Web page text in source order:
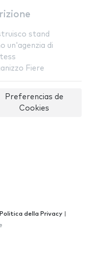
stand
un'agenzia di
Fiere
Preferencias de
Cookies
Politica della Privacy